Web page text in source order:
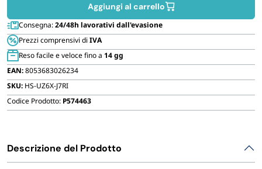
BIODEGRADABILE
con
ruote
e
3
ripiani
quantità
Aggiungi al carrello
Consegna:24/48h lavorativi dall'evasione
Prezzi comprensivi di IVA
Reso facile e veloce fino a 14 gg
EAN:8053683026234
SKU: HS-UZ6X-J7RI
Codice Prodotto: P574463
Descrizione del Prodotto